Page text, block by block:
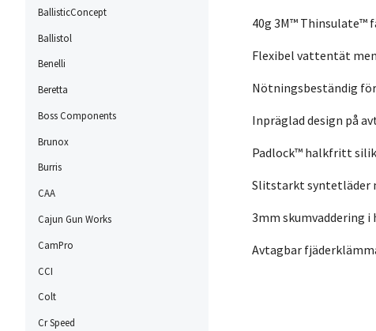
BallisticConcept
Ballistol
Benelli
Beretta
Boss Components
Brunox
Burris
CAA
Cajun Gun Works
CamPro
CCI
Colt
Cr Speed
40g 3M™ Thinsulate™
Flexibel vattentät
Nötningsbeständig
Inpräglad design på
Padlock™ halkfritt
Slitstarkt syntetläder
3mm skumvaddering
Avtagbar